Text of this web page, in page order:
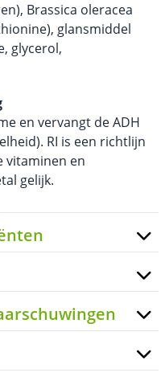
Brassica oleracea
glansmiddel
glycerol,
en vervangt de ADH
RI is een richtlijn
vitaminen en
gelijk.